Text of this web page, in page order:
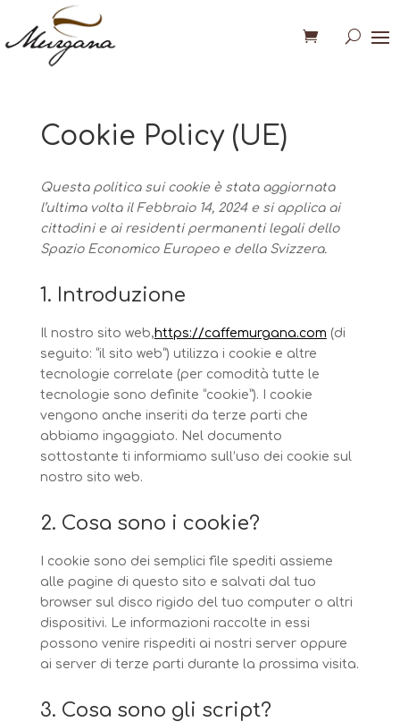
Cookie Policy (UE)
Questa politica sui cookie è stata aggiornata
l’ultima volta il Febbraio 14, 2024 e si applica ai
cittadini e ai residenti permanenti legali dello
Spazio Economico Europeo e della Svizzera.
1. Introduzione
Il nostro sito web,https://caffemurgana.com (di
seguito: “il sito web”) utilizza i cookie e altre
tecnologie correlate (per comodità tutte le
tecnologie sono definite “cookie”). I cookie
vengono anche inseriti da terze parti che
abbiamo ingaggiato. Nel documento
sottostante ti informiamo sull’uso dei cookie sul
nostro sito web.
2. Cosa sono i cookie?
I cookie sono dei semplici file spediti assieme
alle pagine di questo sito e salvati dal tuo
browser sul disco rigido del tuo computer o altri
dispositivi. Le informazioni raccolte in essi
possono venire rispediti ai nostri server oppure
ai server di terze parti durante la prossima visita.
3. Cosa sono gli script?